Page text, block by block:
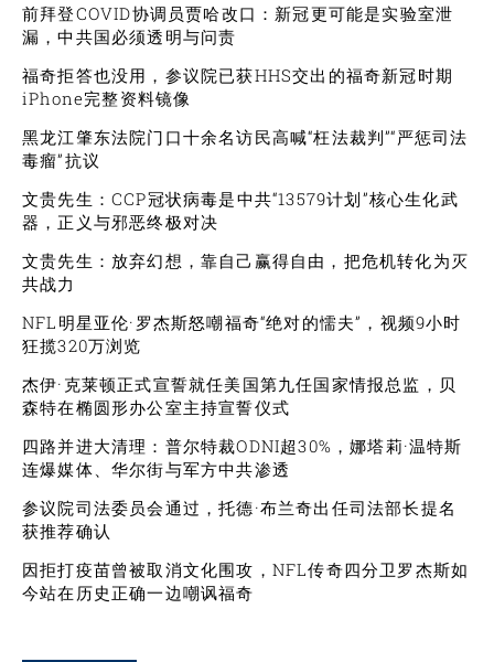
前拜登COVID协调员贾哈改口：新冠更可能是实验室泄
漏，中共国必须透明与问责
福奇拒答也没用，参议院已获HHS交出的福奇新冠时期
iPhone完整资料镜像
黑龙江肇东法院门口十余名访民高喊“枉法裁判”“严惩司法
毒瘤”抗议
文贵先生：CCP冠状病毒是中共“13579计划”核心生化武
器，正义与邪恶终极对决
文贵先生：放弃幻想，靠自己赢得自由，把危机转化为灭
共战力
NFL明星亚伦·罗杰斯怒嘲福奇“绝对的懦夫”，视频9小时
狂揽320万浏览
杰伊·克莱顿正式宣誓就任美国第九任国家情报总监，贝
森特在椭圆形办公室主持宣誓仪式
四路并进大清理：普尔特裁ODNI超30%，娜塔莉·温特斯
连爆媒体、华尔街与军方中共渗透
参议院司法委员会通过，托德·布兰奇出任司法部长提名
获推荐确认
因拒打疫苗曾被取消文化围攻，NFL传奇四分卫罗杰斯如
今站在历史正确一边嘲讽福奇